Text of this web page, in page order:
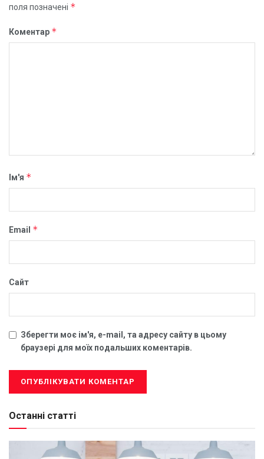
поля позначені *
Коментар *
Ім'я *
Email *
Сайт
Зберегти моє ім'я, e-mail, та адресу сайту в цьому
браузері для моїх подальших коментарів.
Останні статті